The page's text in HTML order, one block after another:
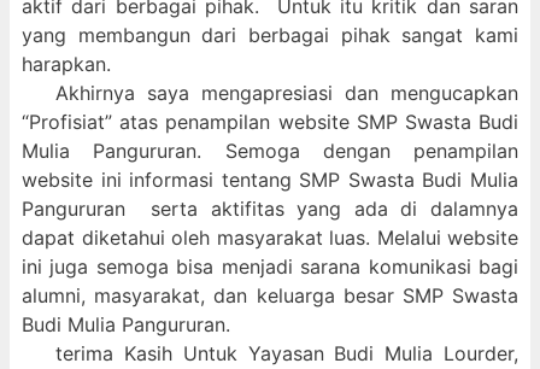
aktif dari berbagai pihak. Untuk itu kritik dan saran
yang membangun dari berbagai pihak sangat kami
harapkan.
Akhirnya saya mengapresiasi dan mengucapkan
“Profisiat” atas penampilan website SMP Swasta Budi
Mulia Pangururan. Semoga dengan penampilan
website ini informasi tentang SMP Swasta Budi Mulia
Pangururan serta aktifitas yang ada di dalamnya
dapat diketahui oleh masyarakat luas. Melalui website
ini juga semoga bisa menjadi sarana komunikasi bagi
alumni, masyarakat, dan keluarga besar SMP Swasta
Budi Mulia Pangururan.
terima Kasih Untuk Yayasan Budi Mulia Lourder,